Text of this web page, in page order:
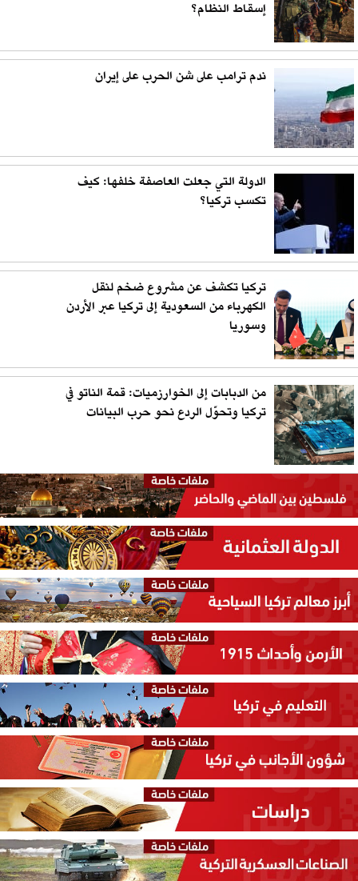
إسقاط النظام؟
ندم ترامب على شن الحرب على إيران
الدولة التي جعلت العاصفة خلفها: كيف
تكسب تركيا؟
تركيا تكشف عن مشروع ضخم لنقل
الكهرباء من السعودية إلى تركيا عبر الأردن
وسوريا
من الدبابات إلى الخوارزميات: قمة الناتو في
تركيا وتحوّل الردع نحو حرب البيانات